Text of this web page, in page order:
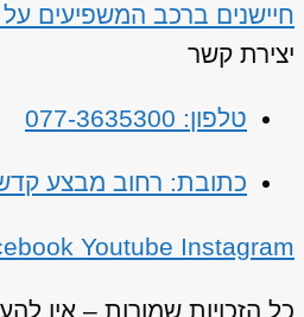
חיישנים ברכב המשפיעים
יצירת קשר
טלפון: 077-3635300
כתובת: רחוב מבצע קדש 55, בני
Youtube Instagram
כל הזכויות שמורות – אין